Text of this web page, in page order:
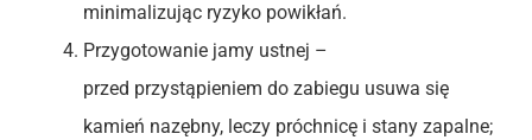
minimalizując ryzyko powikłań.
Przygotowanie jamy ustnej –
przed przystąpieniem do zabiegu usuwa się
kamień nazębny, leczy próchnicę i stany zapalne;